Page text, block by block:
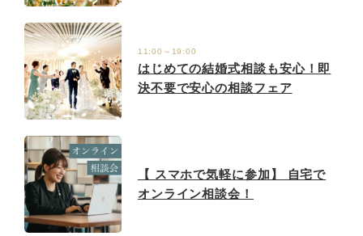
11:00～19:00
はじめての結婚式相談も安心！即
決不要で安心の相談フェア
【 スマホで気軽に参加】 自宅で
オンライン相談会！